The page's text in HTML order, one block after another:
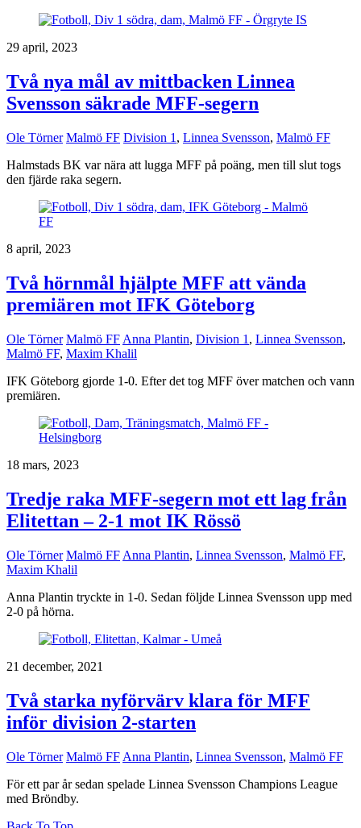
29 april, 2023
Två nya mål av mittbacken Linnea
Svensson säkrade MFF-segern
Ole Törner Malmö FF Division 1 , Linnea Svensson, Malmö FF
Halmstads BK var nära att lugga MFF på poäng, men till slut togs
den fjärde raka segern.
8 april, 2023
Två hörnmål hjälpte MFF att vända
premiären mot IFK Göteborg
Ole Törner Malmö FF Anna Plantin, Division 1 , Linnea Svensson,
Malmö FF, Maxim Khalil
IFK Göteborg gjorde 1-0. Efter det tog MFF över matchen och vann
premiären.
18 mars, 2023
Tredje raka MFF-segern mot ett lag från
Elitettan – 2-1 mot IK Rössö
Ole Törner Malmö FF Anna Plantin, Linnea Svensson, Malmö FF,
Maxim Khalil
Anna Plantin tryckte in 1-0. Sedan följde Linnea Svensson upp med
2-0 på hörna.
21 december, 2021
Två starka nyförvärv klara för MFF
inför division 2-starten
Ole Törner Malmö FF Anna Plantin, Linnea Svensson, Malmö FF
För ett par år sedan spelade Linnea Svensson Champions League
med Bröndby.